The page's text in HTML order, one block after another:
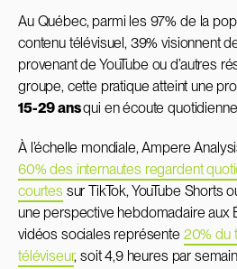
Au Québec, parmi les 97% de la
contenu télévisuel, 39% visionnent
provenant de YouTube ou d’autres
groupe, cette pratique atteint une
15-29 ansqui en écoute
À l’échelle mondiale, Ampere
60% des internautes regardent
courtes sur TikTok, YouTube Shorts
une perspective hebdomadaire aux
vidéos sociales représente 20% du
téléviseur, soit 4,9 heures par